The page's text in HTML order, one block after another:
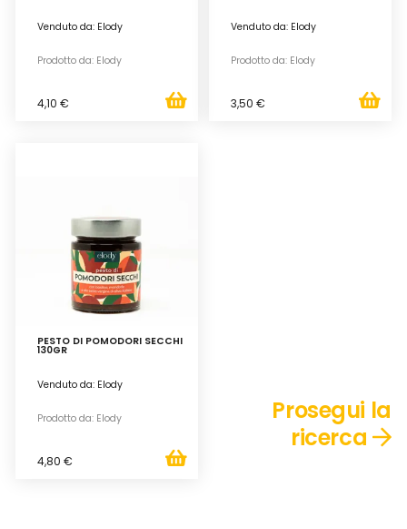
Venduto da: Elody
Prodotto da: Elody
4,10 €
Venduto da: Elody
Prodotto da: Elody
3,50 €
PESTO DI POMODORI SECCHI
130GR
Venduto da: Elody
Prodotto da: Elody
4,80 €
Prosegui la
ricerca